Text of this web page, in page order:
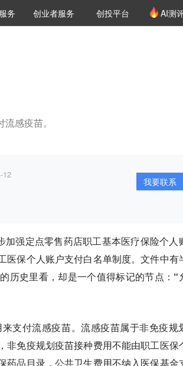
机构库
位推介
务 创投氪堂
创业者服务 创投平台 AI测
感疫苗。
12
我要联系
强定点零售药店职工基本医疗保险个人
医保个人账户支付白名单制度。文件中有
历史里看，却是一个值得标记的节点： “
支付流感疫苗。流感疫苗属于非免疫规
非免疫规划疫苗接种费用不能由职工医保
药品目录，公共卫生费用不纳入医保基金